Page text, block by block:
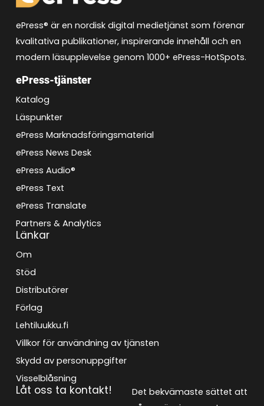
ePress® är en nordisk digital medietjänst som förenar
kvalitativa publikationer, inspirerande innehåll och en
modern läsupplevelse genom 1000+ ePress-HotSpots.
ePress-tjänster
Katalog
Läspunkter
ePress Marknadsföringsmaterial
ePress News Desk
ePress Audio®
ePress Text
ePress Translate
Partners & Analytics
Länkar
Om
Stöd
Distributörer
Förlag
Lehtiluukku.fi
Villkor för användning av tjänsten
Skydd av personuppgifter
Visselblåsning
Låt oss ta kontakt!
Det bekvämaste sättet att